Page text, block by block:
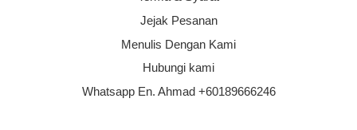
Jejak Pesanan
Menulis Dengan Kami
Hubungi kami
Whatsapp En. Ahmad +60189666246